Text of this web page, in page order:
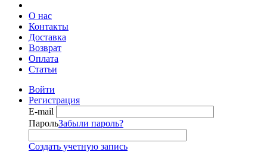
О нас
Контакты
Доставка
Возврат
Оплата
Статьи
Войти
Регистрация
E-mail
ПарольЗабыли пароль?
Создать учетную запись